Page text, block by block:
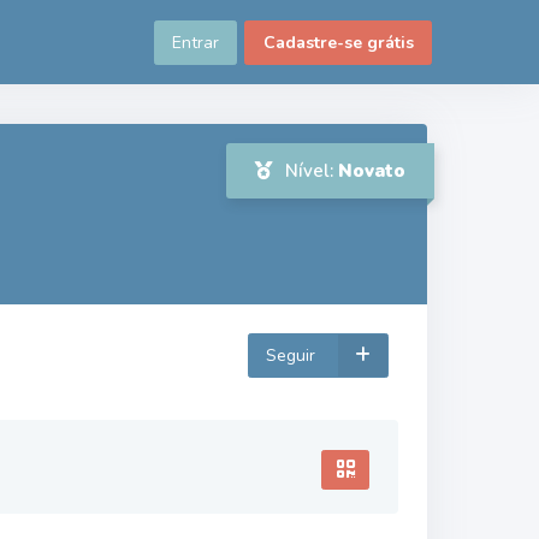
Entrar Cadastre-se grátis
Nível: Novato
Seguir